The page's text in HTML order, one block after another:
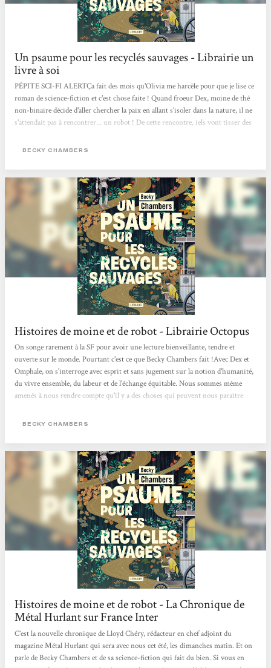
Un psaume pour les recyclés sauvages - Librairie un
livre à soi
PÉPITE SCI-FI ALERTÇa fait des mois qu'Olivia me harcèle pour que je lise ce
roman de science-fiction et c'est chose faite ! Quand froeur Dex, moine de thé
non-binaire décide d'aller chercher la paix en allant s'isoler dans la nature, il ne
s'attendait pas à rencontrer... un robot ! De cette rencontre, iels vont tisser des
Ça se lit en 2 jours max, c'est drôle, touchant, sensible, rempli d'optimisme et
BECKY CHAMBERS
Histoires de moine et de robot - Librairie Octopus
On songe rarement à la SF pour avoir une lecture bienveillante, tendre et
ouverte sur le monde. Pourtant c'est ce que Becky Chambers fait !Avec Dex et
Omphale, on s'interroge avec esprit et sans jugement sur la notion d'humanité,
du vivre ensemble, du labeur et de l'échange équitable. Nous sommes même
amenés à nous rendre compte qu'il y a des choses qui peuvent nous paraître
comprendre l'empathie nécessaire à la compréhension des gens qui nous
BECKY CHAMBERS
Histoires de moine et de robot - La Chronique de
Métal Hurlant sur France Inter
C’est la nouvelle chronique de Lloyd Chéry, rédacteur en chef adjoint du
magazine Métal Hurlant qui sera avec nous cet été, les dimanches matin. Et on
parle de Becky Chambers et de sa science-fiction qui fait du bien. Si vous en